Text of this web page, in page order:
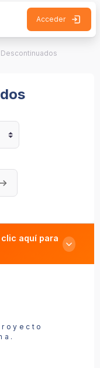
Acceder
Descontinuados
Buscar cursos
aquí para